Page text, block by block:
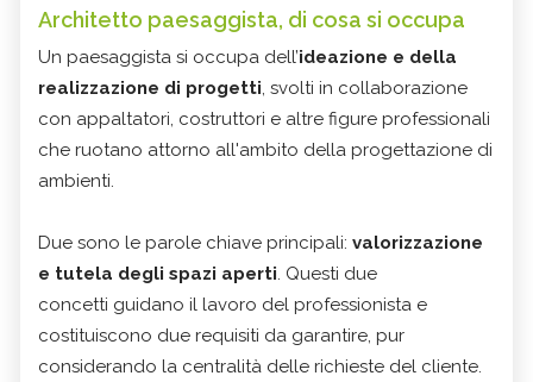
Architetto paesaggista, di cosa si occupa
Un paesaggista si occupa dell’ideazione e della
realizzazione di progetti, svolti in collaborazione
con appaltatori, costruttori e altre figure professionali
che ruotano attorno all'ambito della progettazione di
ambienti.
Due sono le parole chiave principali: valorizzazione
e tutela degli spazi aperti. Questi due
concetti guidano il lavoro del professionista e
costituiscono due requisiti da garantire, pur
considerando la centralità delle richieste del cliente.